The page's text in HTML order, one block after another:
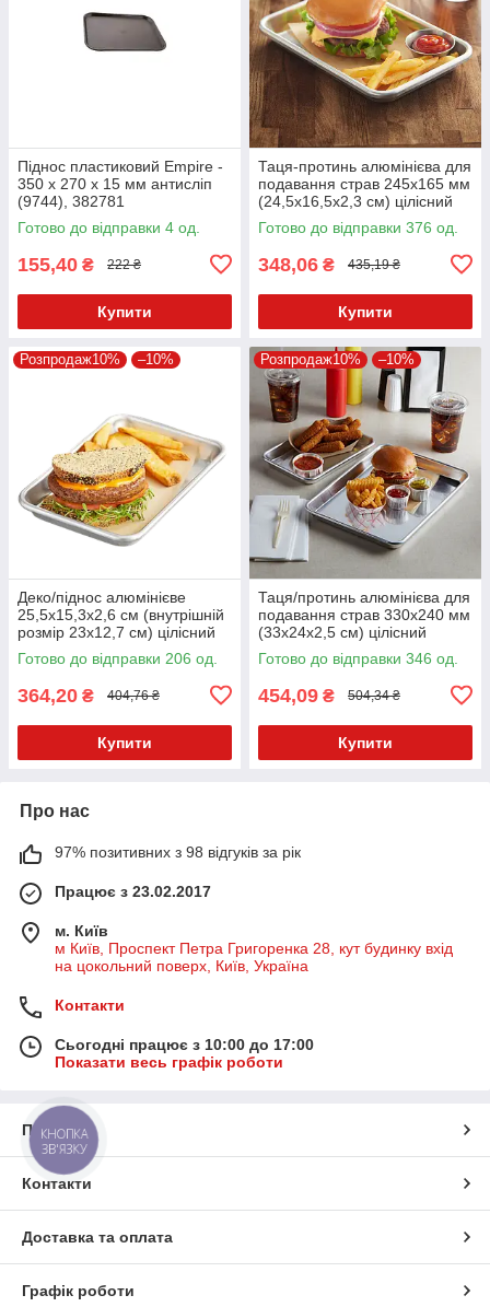
Піднос пластиковий Empire -
350 x 270 x 15 мм антисліп
(9744), 382781
Готово до відправки 4 од.
155,40 ₴ 222 ₴
Купити
Таця-протинь алюмінієва для
подавання страв 245х165 мм
(24,5х16,5х2,3 см) цілісний
Готово до відправки 376 од.
348,06 ₴ 435,19 ₴
Купити
Розпродаж10% –10%
Деко/піднос алюмінієве
25,5х15,3х2,6 см (внутрішній
розмір 23х12,7 см) цілісний
Kaap-prof
Готово до відправки 206 од.
364,20 ₴ 404,76 ₴
Купити
Розпродаж10% –10%
Таця/протинь алюмінієва для
подавання страв 330х240 мм
(33х24х2,5 см) цілісний
Готово до відправки 346 од.
454,09 ₴ 504,34 ₴
Купити
Про нас
97% позитивних з 98 відгуків за рік
Працює з 23.02.2017
м. Київ
м Київ, Проспект Петра Григоренка 28, кут будинку вхід
на цокольний поверх, Київ, Україна
Контакти
Сьогодні працює з 10:00 до 17:00
Показати весь графік роботи
Про нас
Контакти
Доставка та оплата
Графік роботи
КНОПКА
ЗВ'ЯЗКУ